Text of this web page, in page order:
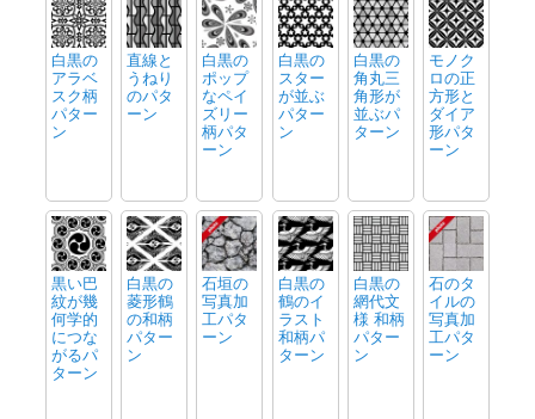
白黒の
アラベ
スク柄
パター
ン
直線と
うねり
のパタ
ーン
白黒の
ポップ
なペイ
ズリー
柄パタ
ーン
白黒の
スター
が並ぶ
パター
ン
白黒の
角丸三
角形が
並ぶパ
ターン
モノク
ロの正
方形と
ダイア
形パタ
ーン
黒い巴
紋が幾
何学的
につな
がるパ
ターン
白黒の
菱形鶴
の和柄
パター
ン
石垣の
写真加
工パタ
ーン
白黒の
鶴のイ
ラスト
和柄パ
ターン
白黒の
網代文
様 和柄
パター
ン
石のタ
イルの
写真加
工パタ
ーン